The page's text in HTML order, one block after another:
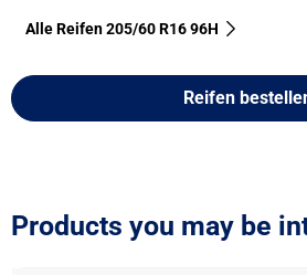
Alle Reifen‎ 205/60 R16 96H
Reifen
Products you may be